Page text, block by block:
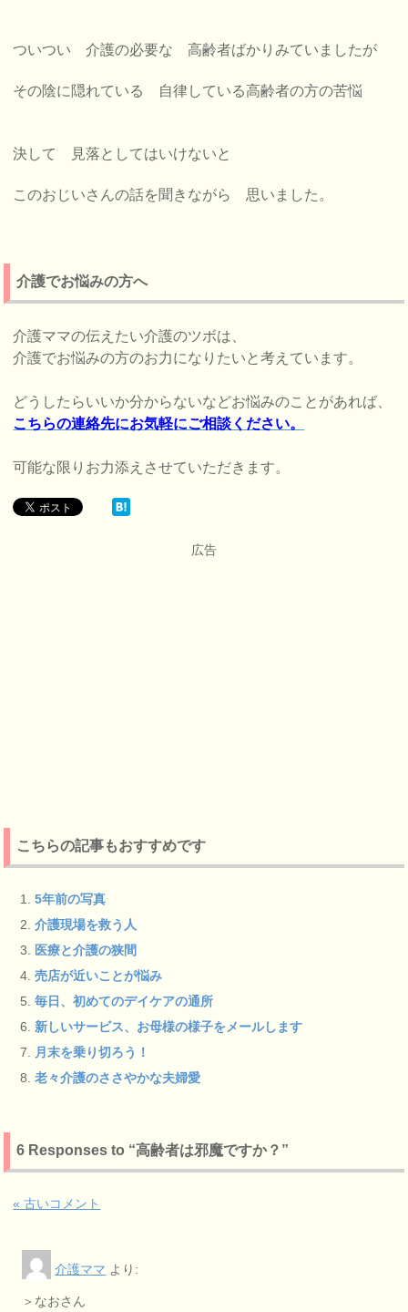
ついつい 介護の必要な 高齢者ばかりみていましたが
その陰に隠れている 自律している高齢者の方の苦悩
決して 見落としてはいけないと
このおじいさんの話を聞きながら思いました。
介護でお悩みの方へ
介護ママの伝えたい介護のツボは、
介護でお悩みの方のお力になりたいと考えています。
どうしたらいいか分からないなどお悩みのことがあれば、
こちらの連絡先にお気軽にご相談ください。
可能な限りお力添えさせていただきます。
広告
こちらの記事もおすすめです
5年前の写真
介護現場を救う人
医療と介護の狭間
売店が近いことが悩み
毎日、初めてのデイケアの通所
新しいサービス、お母様の様子をメールします
月末を乗り切ろう！
老々介護のささやかな夫婦愛
6 Responses to “高齢者は邪魔ですか？”
« 古いコメント
介護ママ より:
＞なおさん